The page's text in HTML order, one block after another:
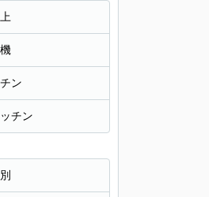
ン
チン